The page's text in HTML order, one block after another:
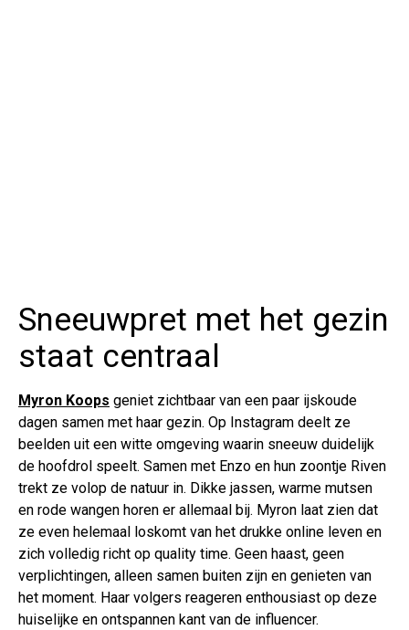
Sneeuwpret met het gezin
staat centraal
Myron Koops geniet zichtbaar van een paar ijskoude
dagen samen met haar gezin. Op Instagram deelt ze
beelden uit een witte omgeving waarin sneeuw duidelijk
de hoofdrol speelt. Samen met Enzo en hun zoontje Riven
trekt ze volop de natuur in. Dikke jassen, warme mutsen
en rode wangen horen er allemaal bij. Myron laat zien dat
ze even helemaal loskomt van het drukke online leven en
zich volledig richt op quality time. Geen haast, geen
verplichtingen, alleen samen buiten zijn en genieten van
het moment. Haar volgers reageren enthousiast op deze
huiselijke en ontspannen kant van de influencer.